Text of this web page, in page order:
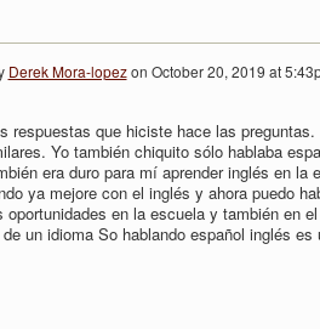
Derek Mora-lopezon October 20, 2019 at
respuestas que hiciste hace las
Yo también chiquito sólo hablaba
era duro para mí aprender inglés en
ya mejore con el inglés y ahora puedo
oportunidades en la escuela y también en
un idioma So hablando español inglés